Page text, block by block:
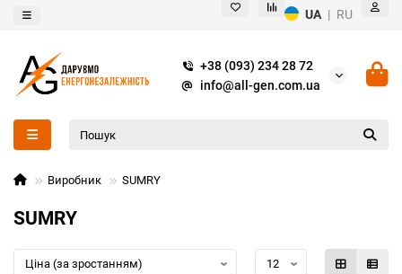
UA | RU
+38 (093) 234 28 72
info@all-gen.com.ua
Виробник SUMRY
SUMRY